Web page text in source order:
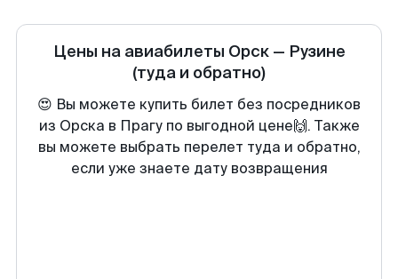
Цены на авиабилеты Орск— Рузине
(туда и обратно)
😍 Вы можете купить билет без посредников
из Орска в Прагу по выгодной цене🙌. Также
вы можете выбрать перелет туда и обратно,
если уже знаете дату возвращения